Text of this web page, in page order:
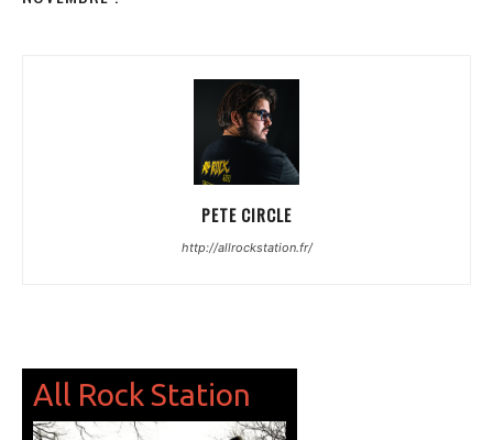
PETE CIRCLE
http://allrockstation.fr/